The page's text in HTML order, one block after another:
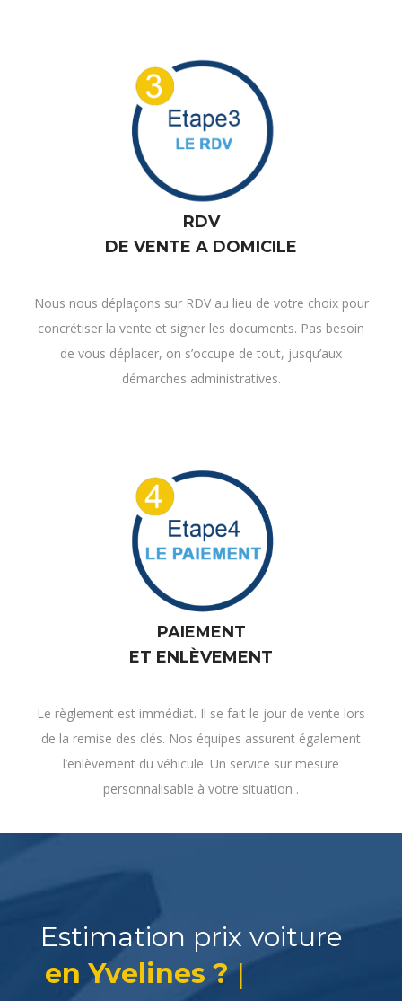
RDV
DE VENTE A DOMICILE
Nous nous déplaçons sur RDV au lieu de votre choix pour
concrétiser la vente et signer les documents. Pas besoin
de vous déplacer, on s’occupe de tout, jusqu’aux
démarches administratives.
PAIEMENT
ET ENLÈVEMENT
Le règlement est immédiat. Il se fait le jour de vente lors
de la remise des clés. Nos équipes assurent également
l’enlèvement du véhicule. Un service sur mesure
personnalisable à votre situation .
Estimation prix voiture
|